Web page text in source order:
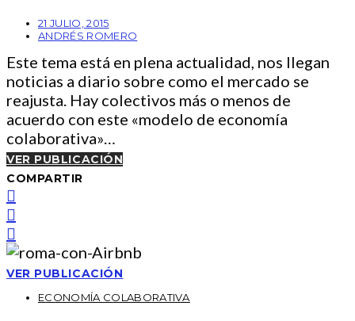
21 JULIO, 2015
ANDRÉS ROMERO
Este tema está en plena actualidad, nos llegan
noticias a diario sobre como el mercado se
reajusta. Hay colectivos más o menos de
acuerdo con este «modelo de economía
colaborativa»…
VER PUBLICACIÓN
COMPARTIR
VER PUBLICACIÓN
ECONOMÍA COLABORATIVA